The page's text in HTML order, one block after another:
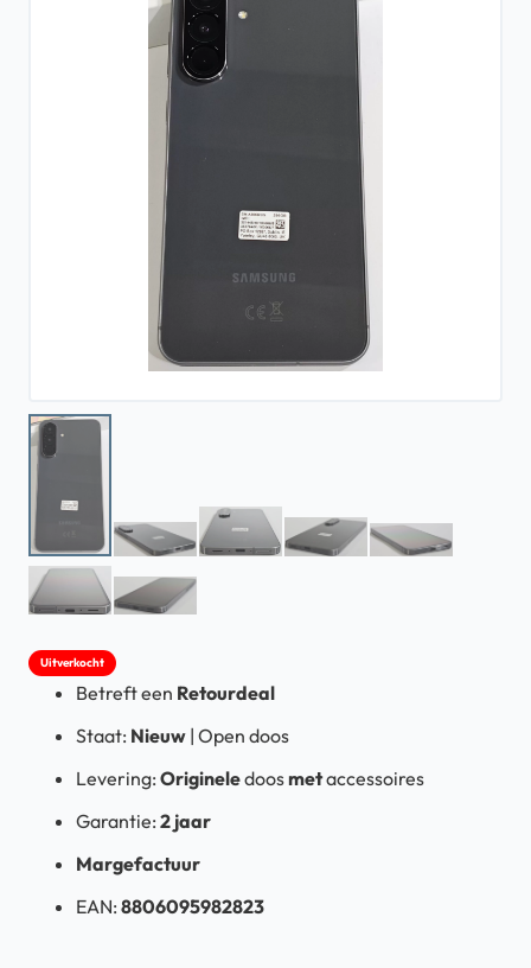
Uitverkocht
Betreft een Retourdeal
Staat: Nieuw | Open doos
Levering: Origineledoosmetaccessoires
Garantie: 2 jaar
Margefactuur
EAN: 8806095982823